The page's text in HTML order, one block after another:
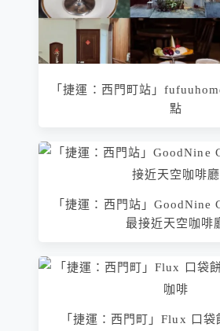
「捷運：西門町站」
點
「捷運：西門站」GoodNine
最接近天空咖啡
「捷運：西門町」Flux 口